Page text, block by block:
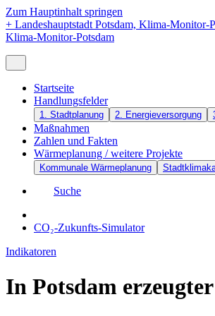
Zum Hauptinhalt springen
+ Landeshauptstadt Potsdam, Klima-Monitor-
Klima-Monitor-Potsdam
Startseite
Handlungsfelder
1. Stadtplanung 2. Energieversorgung
Maßnahmen
Zahlen und Fakten
Wärmeplanung / weitere Projekte
Kommunale Wärmeplanung
Suche
CO₂-Zukunfts-Simulator
Indikatoren
In Potsdam